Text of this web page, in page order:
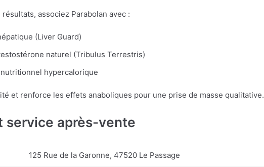
associez Parabolan avec :
(Liver Guard)
naturel (Tribulus Terrestris)
hypercalorique
et renforce les effets anaboliques pour une prise de masse qualitative.
service après-vente
125 Rue de la Garonne, 47520 Le Passage